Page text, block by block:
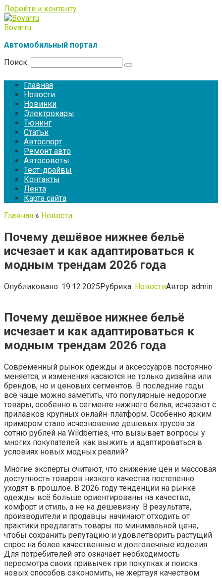
Перейти к контенту
Bovar.ru
Автомобильный портал
Поиск:
Главная
Новости
Новинки
Электрокары
Тюнинг
Статьи
Автоспорт
Ремонт авто
Автосоветы
Тест-драйвы
Контакты
Лента
Карта сайта
Главная » Новости
Почему дешёвое нижнее бельё
исчезает и как адаптироваться к
модным трендам 2026 года
Опубликовано: 19.12.2025Рубрика: НовостиАвтор: admin
Почему дешёвое нижнее бельё
исчезает и как адаптироваться к
модным трендам 2026 года
Современный рынок одежды и аксессуаров постоянно
меняется, и изменения касаются не только дизайна или
брендов, но и ценовых сегментов. В последние годы
всё чаще можно заметить, что популярные недорогие
товары, особенно в сегменте нижнего белья, исчезают с
прилавков крупных онлайн-платформ. Особенно ярким
примером стало исчезновение дешевых трусов за
сотню рублей на Wildberries, что вызывает вопросы у
многих покупателей: как выжить и адаптироваться в
условиях новых модных реалий?
Многие эксперты считают, что снижение цен и массовая
доступность товаров низкого качества постепенно
уходят в прошлое. В 2026 году тенденции на рынке
одежды всё больше ориентированы на качество,
комфорт и стиль, а не на дешевизну. В результате,
производители и продавцы начинают отходить от
практики предлагать товары по минимальной цене,
чтобы сохранить репутацию и удовлетворить растущий
спрос на более качественные и долговечные изделия.
Для потребителей это означает необходимость
пересмотра своих привычек при покупках и поиска
новых способов сэкономить, не жертвуя качеством.